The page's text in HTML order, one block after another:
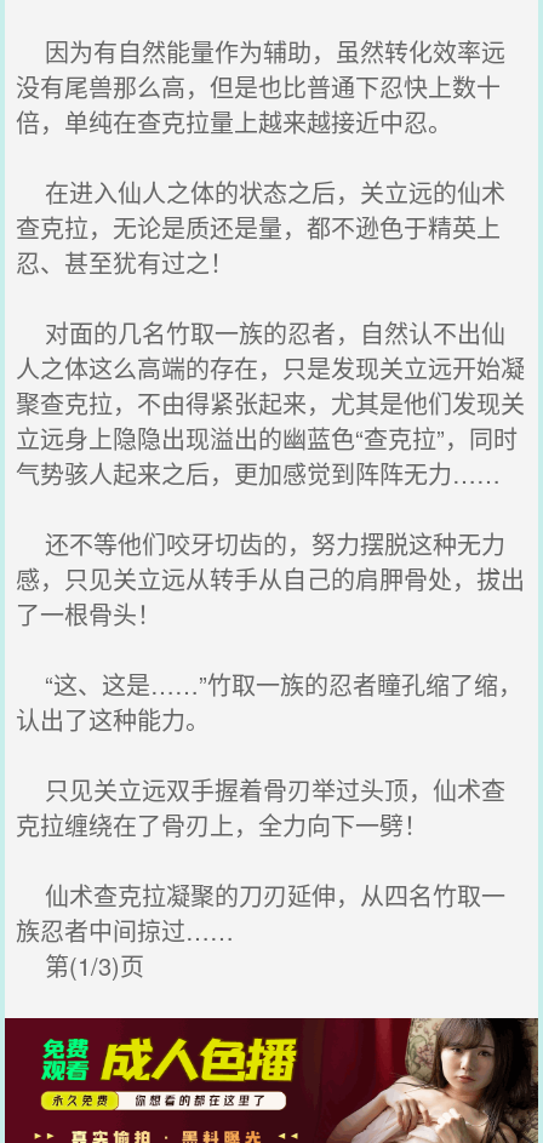
因为有自然能量作为辅助，虽然转化效率远
没有尾兽那么高，但是也比普通下忍快上数十
倍，单纯在查克拉量上越来越接近中忍。
在进入仙人之体的状态之后，关立远的仙术
查克拉，无论是质还是量，都不逊色于精英上
忍、甚至犹有过之！
对面的几名竹取一族的忍者，自然认不出仙
人之体这么高端的存在，只是发现关立远开始凝
聚查克拉，不由得紧张起来，尤其是他们发现关
立远身上隐隐出现溢出的幽蓝色“查克拉”，同时
气势骇人起来之后，更加感觉到阵阵无力……
还不等他们咬牙切齿的，努力摆脱这种无力
感，只见关立远从转手从自己的肩胛骨处，拔出
了一根骨头！
“这、这是……”竹取一族的忍者瞳孔缩了缩，
认出了这种能力。
只见关立远双手握着骨刃举过头顶，仙术查
克拉缠绕在了骨刃上，全力向下一劈！
仙术查克拉凝聚的刀刃延伸，从四名竹取一
族忍者中间掠过……
第(1/3)页